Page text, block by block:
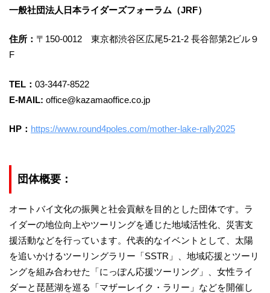
一般社団法人日本ライダーズフォーラム（JRF）
住所： 〒150-0012 東京都渋谷区広尾5-21-2 長谷部第2ビル９
F
TEL： 03-3447-8522
E-MAIL: office@kazamaoffice.co.jp
HP： https://www.round4poles.com/mother-lake-rally2025
団体概要：
オートバイ文化の振興と社会貢献を目的とした団体です。ラ
イダーの地位向上やツーリングを通じた地域活性化、災害支
援活動などを行っています。代表的なイベントとして、太陽
を追いかけるツーリングラリー「SSTR」、地域応援とツーリ
ングを組み合わせた「にっぽん応援ツーリング」、女性ライ
ダーと琵琶湖を巡る「マザーレイク・ラリー」などを開催し